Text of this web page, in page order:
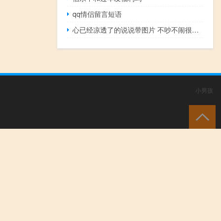
qq情侣留言短语
心已经凉透了的说说带图片 不吵不闹很悲伤的说说
小男孩